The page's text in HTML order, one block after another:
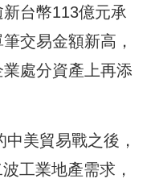
台幣113億元承
交易金額新高，
處分資產上再添
美貿易戰之後，
工業地產需求，